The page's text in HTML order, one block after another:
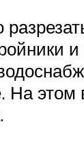
На этом